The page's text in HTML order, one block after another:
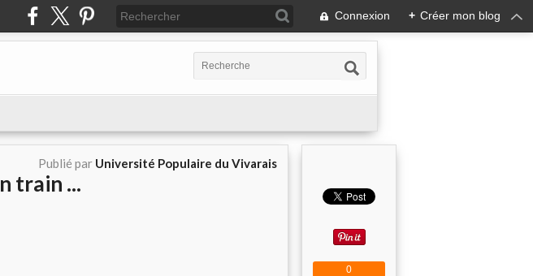
Connexion + Créer mon blog
Publié par Université Populaire du Vivarais
train ...
0